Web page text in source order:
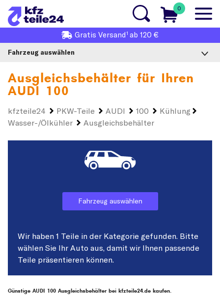
0
Gratis Versand1 ab 120 €
Fahrzeug auswählen
Ausgleichsbehälter für Ihren
AUDI 100
kfzteile24 PKW-Teile AUDI 100
Kühlung
Wasser-/Ölkühler
Ausgleichsbehälter
Fahrzeug auswählen
Wir haben 1 Teile in der Kategorie gefunden. Bitte
wählen Sie Ihr Auto aus, damit wir Ihnen passende
Teile präsentieren können.
Günstige AUDI 100 Ausgleichsbehälter bei kfzteile24.de kaufen.